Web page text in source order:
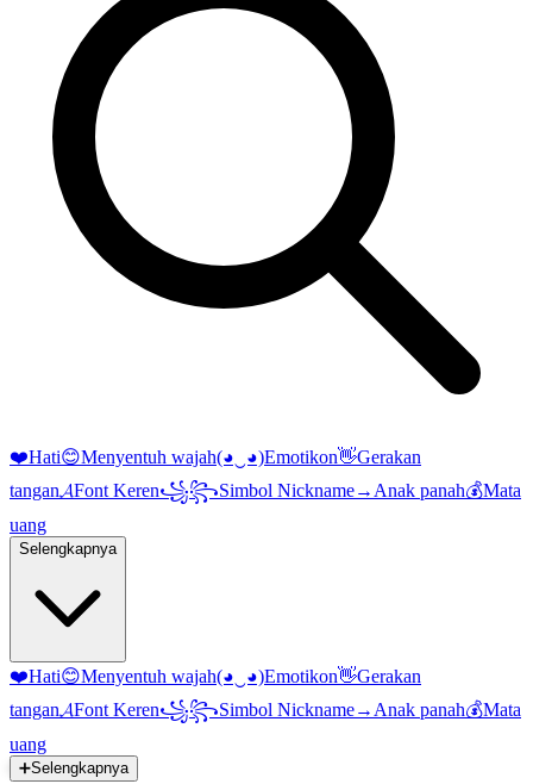
❤️Hati😊Menyentuh wajah(◕‿◕)Emotikon👋Gerakan
tangan𝓐Font Keren꧁꧂Simbol Nickname→ Anak panah💰Mata
uang
Selengkapnya
❤️Hati😊Menyentuh wajah(◕‿◕)Emotikon👋Gerakan
tangan𝓐Font Keren꧁꧂Simbol Nickname→ Anak panah💰Mata
uang
➕Selengkapnya